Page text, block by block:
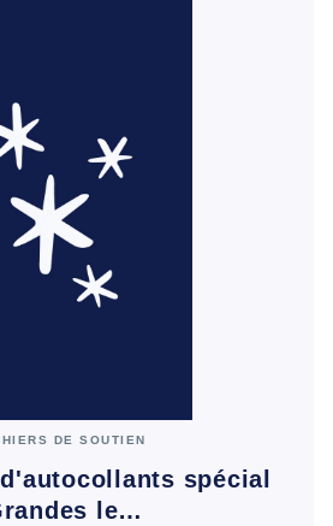
DE SOUTIEN
spécial
le…